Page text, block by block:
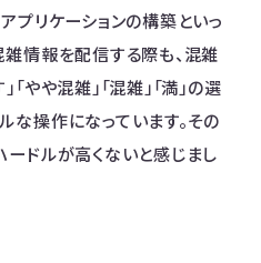
プリケーションの構築といっ
雑情報を配信する際も、混雑
やや混雑」「混雑」「満」の選
な操作になっています。その
ドルが高くないと感じまし